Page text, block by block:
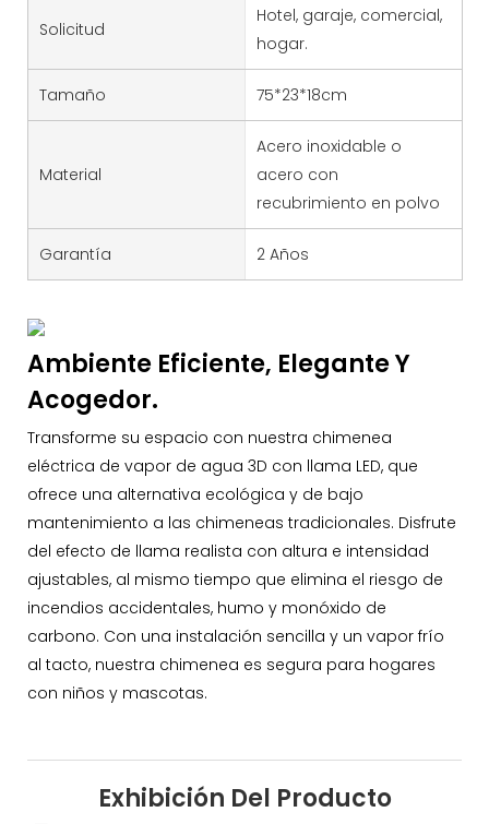
Solicitud
Hotel, garaje, comercial,
hogar.
Tamaño 75*23*18cm
Material
Acero inoxidable o
acero con
recubrimiento en polvo
Garantía 2 Años
Ambiente Eficiente, Elegante Y
Acogedor.
Transforme su espacio con nuestra chimenea
eléctrica de vapor de agua 3D con llama LED, que
ofrece una alternativa ecológica y de bajo
mantenimiento a las chimeneas tradicionales. Disfrute
del efecto de llama realista con altura e intensidad
ajustables, al mismo tiempo que elimina el riesgo de
incendios accidentales, humo y monóxido de
carbono. Con una instalación sencilla y un vapor frío
al tacto, nuestra chimenea es segura para hogares
con niños y mascotas.
Exhibición Del Producto